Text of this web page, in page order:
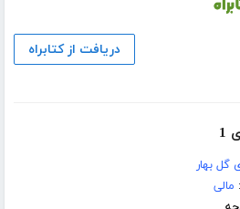
دریافت از کتابراه
گل بهار
مالی